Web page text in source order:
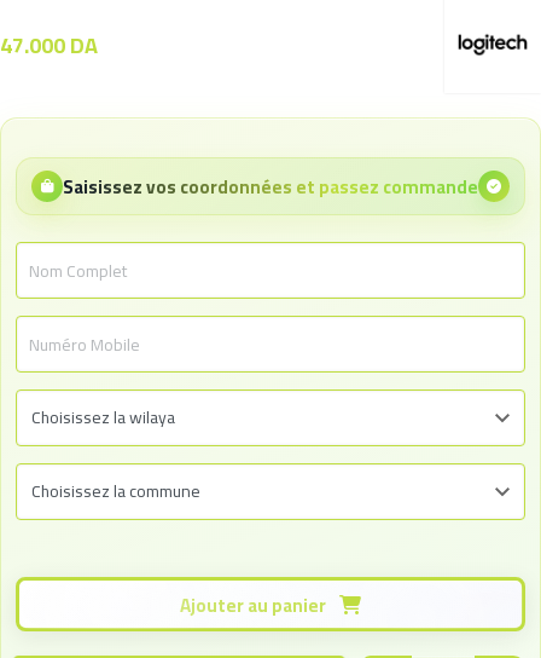
47.000DA
Saisissez vos coordonnées et passez commande